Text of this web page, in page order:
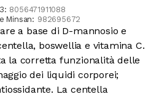
8056471911088
Minsan: 982695672
a base di D-mannosio e
boswellia e vitamina C.
la corretta funzionalità delle
dei liquidi corporei;
La centella